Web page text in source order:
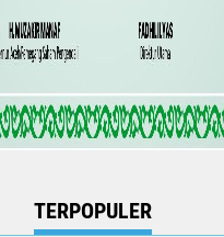
TERPOPULER